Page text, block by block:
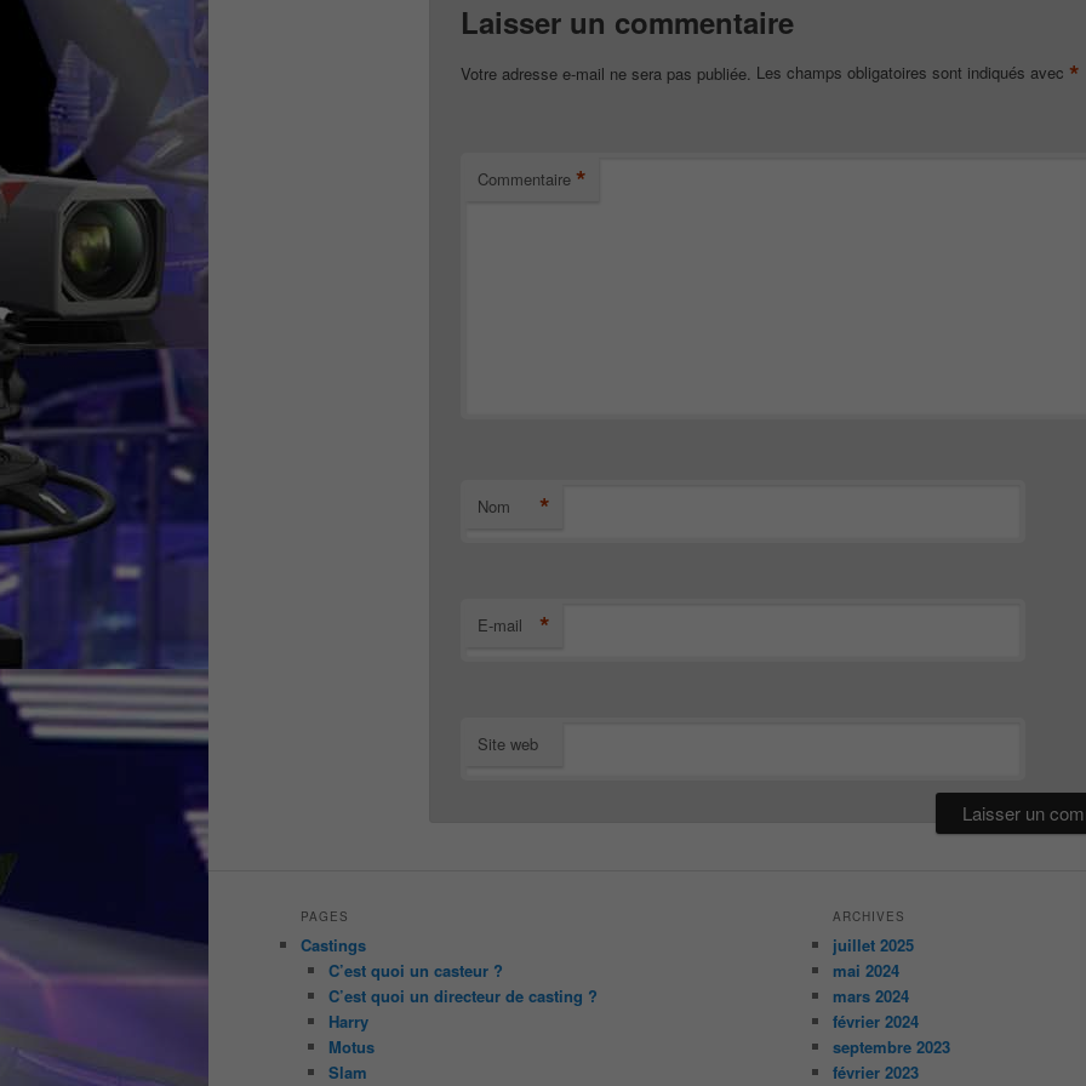
Laisser un commentaire
Votre adresse e-mail ne sera pas publiée. Les champs obligatoires sont indiqués avec *
Commentaire *
Nom *
E-mail *
Site web
PAGES
Castings
C’est quoi un casteur ?
C’est quoi un directeur de casting ?
Harry
Motus
Slam
ARCHIVES
juillet 2025
mai 2024
mars 2024
février 2024
septembre 2023
février 2023